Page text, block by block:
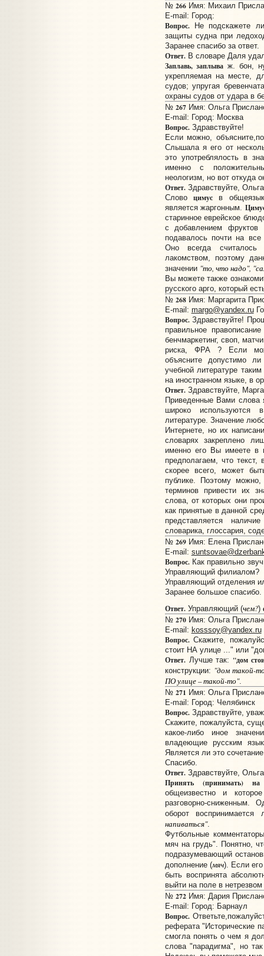
№ 266Имя: Михаил
E-mail: Город:
Вопрос.Не подскажете
защиты судна при
Заранее спасибо за ответ.
Ответ.В словаре Даля
Заплавь, заплываж. бон,
укрепляемая на месте,
судов; упругая
охраны судов от удара в
№ 267Имя: Ольга
E-mail: Город: Москва
Вопрос.Здравствуйте!
Если можно,
Слышала я его от
это употреблялость в
именно с
неологизм, но вот откуда
Ответ.Здравствуйте,
Словоцимус в
является жаргонным.
старинное еврейское
с добавлением
подавалось почти на
Оно всегда
лакомством, поэтому
значении "то, что надо",
Вы можете также
русского арго, который
№ 268Имя: Маргарита
E-mail: margo@yandex.ru
Вопрос.Здравствуйте!
правильное
бенчмаркетинг, своп,
риска, ФРА ? Если
объясните допустимо
учебной литературе
на иностранном языке, в
Ответ.Здравствуйте,
Приведенные Вами слова
широко используются
литературе. Значение
Интернете, но их
словарях закреплено
именно его Вы имеете
предполагаем, что
скорее всего, может
публике. Поэтому
терминов привести их
слова, от которых они
как принятые в данной
представляется
словарика, глоссария,
№ 269Имя: Елена
E-mail:
Вопрос.Как правильно
Управляющий филиалом?
Управляющий отделения
Заранее большое спасибо.
Ответ.Управляющий (чем?)
№ 270Имя: Ольга
E-mail: kosssoy@yandex.ru
Вопрос.Скажите,
стоит НА улице ..." или
Ответ.Лучше так: "дом
конструкции: "дом такой-
ПО улице – такой-то".
№ 271 Имя: Ольга
E-mail: Город: Челябинск
Вопрос.Здравствуйте,
Скажите, пожалуйста,
какое-либо иное
владеющие русским
Является ли это
Спасибо.
Ответ.Здравствуйте,
Принять (принимать) на
общеизвестно и
разговорно-сниженным.
оборот
напиваться".
Футбольные
мяч на грудь". Понятно,
подразумевающий
дополнение (мяч). Если
быть воспринята
выйти на поле в
№ 272Имя: Дария
E-mail: Город: Барнаул
Вопрос.
реферата "Исторические
смогла понять о чем я
слова "парадигма", но